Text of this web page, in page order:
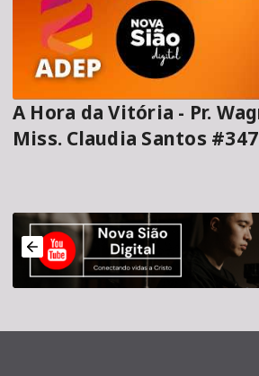
A Hora da Vitória - Pr. Wagner Santos e
Miss. Claudia Santos #347